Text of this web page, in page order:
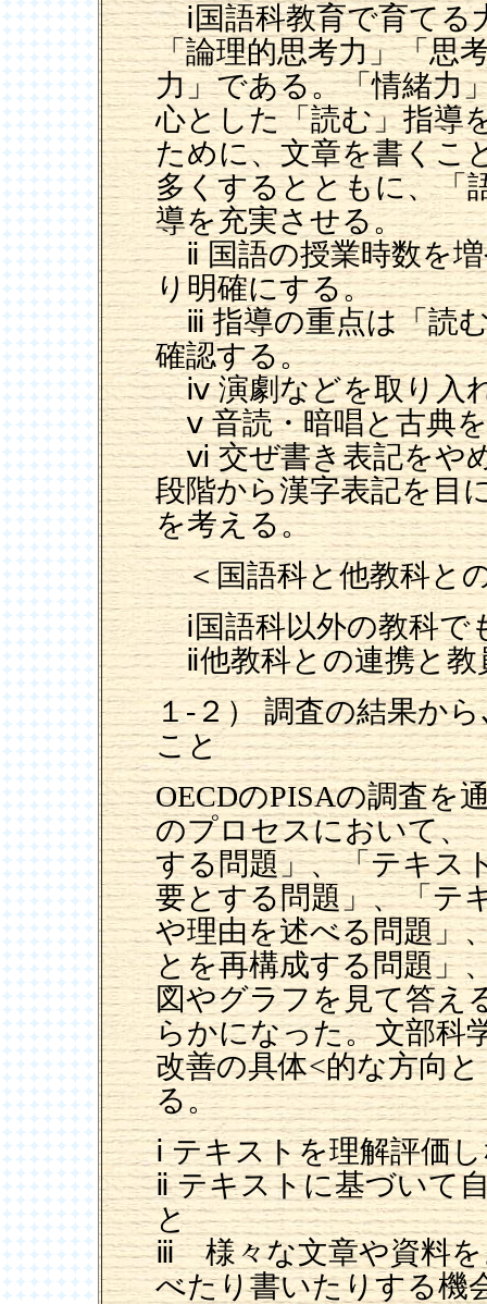
ⅰ国語科教育で育てる
「論理的思考力」「思
力」である。「情緒力
心とした「読む」指導
ために、文章を書くこ
多くするとともに、「
導を充実させる。
ⅱ 国語の授業時数を増
り明確にする。
ⅲ 指導の重点は「読
確認する。
ⅳ 演劇などを取り入
ⅴ 音読・暗唱と古典
ⅵ 交ぜ書き表記をや
段階から漢字表記を目
を考える。
＜国語科と他教科と
ⅰ国語科以外の教科で
ⅱ他教科との連携と教
１-２） 調査の結果か
こと
OECDのPISAの調査を
のプロセスにおいて、
する問題」、「テキス
要とする問題」、「テ
や理由を述べる問題」
とを再構成する問題」
図やグラフを見て答え
らかになった。文部科
改善の具体<的な方向
る。
ⅰ テキストを理解評価
ⅱ テキストに基づいて
と
ⅲ 様々な文章や資料を
べたり書いたりする機